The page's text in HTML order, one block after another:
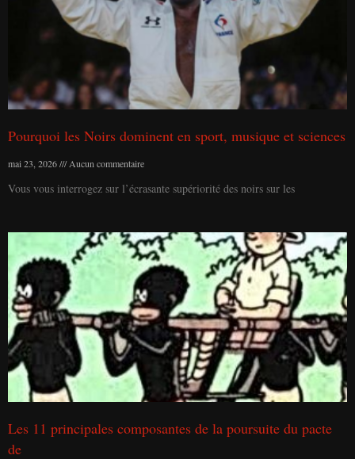
Pourquoi les Noirs dominent en sport, musique et sciences
mai 23, 2026 Aucun commentaire
Vous vous interrogez sur l’écrasante supériorité des noirs sur les
Les 11 principales composantes de la poursuite du pacte
de